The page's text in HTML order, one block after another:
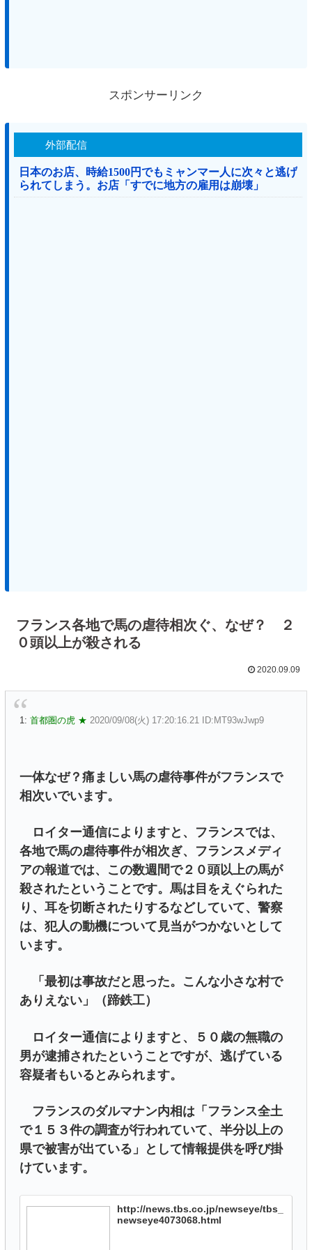
スポンサーリンク
外部配信
日本のお店、時給1500円でもミャンマー人に次々と逃げ
られてしまう。お店「すでに地方の雇用は崩壊」
フランス各地で馬の虐待相次ぐ、なぜ？ ２
０頭以上が殺される
2020.09.09
1: 首都圏の虎 ★ 2020/09/08(火) 17:20:16.21 ID:MT93wJwp9
一体なぜ？痛ましい馬の虐待事件がフランスで
相次いでいます。
ロイター通信によりますと、フランスでは、
各地で馬の虐待事件が相次ぎ、フランスメディ
アの報道では、この数週間で２０頭以上の馬が
殺されたということです。馬は目をえぐられた
り、耳を切断されたりするなどしていて、警察
は、犯人の動機について見当がつかないとして
います。
「最初は事故だと思った。こんな小さな村で
ありえない」（蹄鉄工）
ロイター通信によりますと、５０歳の無職の
男が逮捕されたということですが、逃げている
容疑者もいるとみられます。
フランスのダルマナン内相は「フランス全土
で１５３件の調査が行われていて、半分以上の
県で被害が出ている」として情報提供を呼び掛
けています。
http://news.tbs.co.jp/newseye/tbs_
newseye4073068.html